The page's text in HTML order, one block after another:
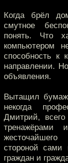
Когда брёл
смутное
понять. Что
компьютером
способность
направлении.
объявления.
Вытащил
некогда
Дмитрий,
тренажёрами
стороной сами
граждан и